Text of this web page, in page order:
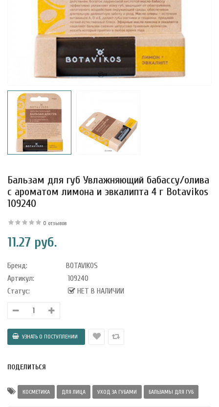
с
75 мл
Бальзам для губ Увлажняющий бабассу/олива
с ароматом лимона и эвкалипта 4 г Botavikos
109240
0 отзывов
11.27 руб.
Бренд:
BOTAVIKOS
Артикул:
109240
Статус:
НЕТ В НАЛИЧИИ
ПОДЕЛИТЬСЯ
КОСМЕТИКА ДЛЯ ЛИЦА УХОД ЗА ГУБАМИ БАЛЬЗАМЫ ДЛЯ ГУБ